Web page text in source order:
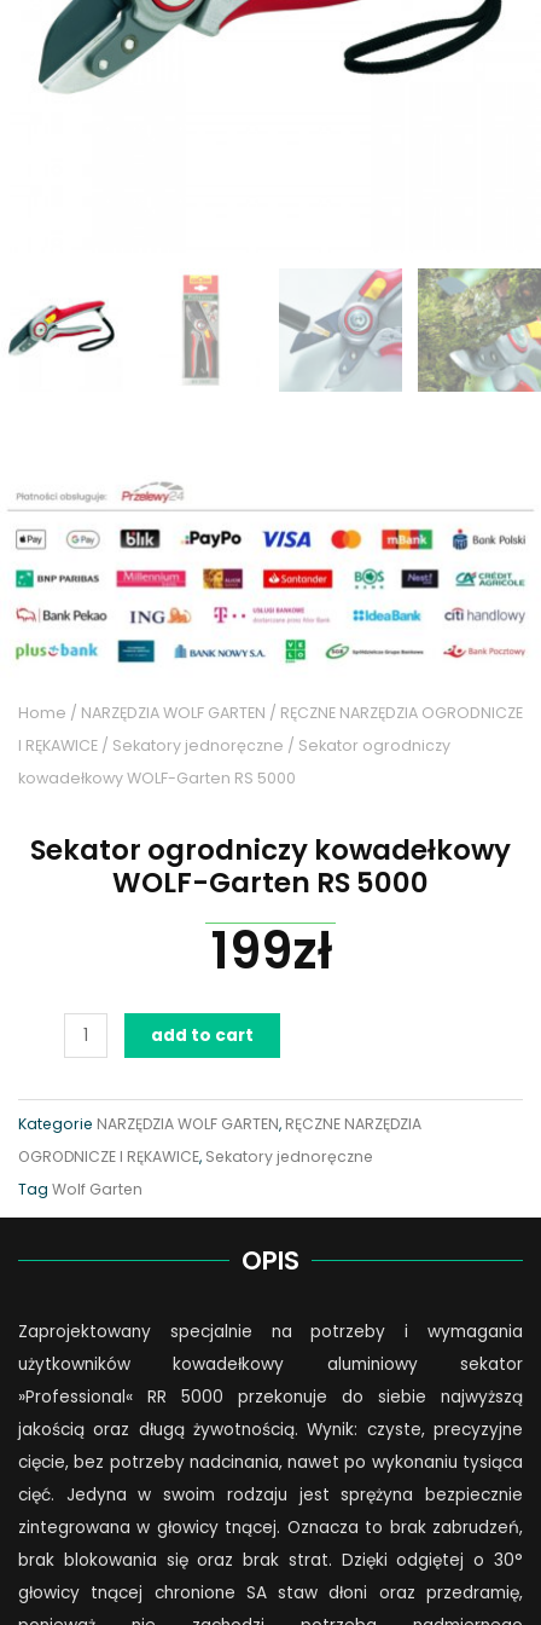
Home / NARZĘDZIA WOLF GARTEN / RĘCZNE NARZĘDZIA OGRODNICZE
I RĘKAWICE / Sekatory jednoręczne / Sekator ogrodniczy
kowadełkowy WOLF-Garten RS 5000
Sekator ogrodniczy kowadełkowy
WOLF-Garten RS 5000
199zł
Sekator
ogrodniczy
WOLF-
Garten
5000
add to cart
Kategorie NARZĘDZIA WOLF GARTEN, RĘCZNE NARZĘDZIA
OGRODNICZE I RĘKAWICE, Sekatory jednoręczne
Tag Wolf Garten
OPIS
Zaprojektowany specjalnie na potrzeby i wymagania
użytkowników kowadełkowy aluminiowy sekator
»Professional« RR 5000 przekonuje do siebie najwyższą
jakością oraz długą żywotnością. Wynik: czyste, precyzyjne
cięcie, bez potrzeby nadcinania, nawet po wykonaniu tysiąca
cięć. Jedyna w swoim rodzaju jest sprężyna bezpiecznie
zintegrowana w głowicy tnącej. Oznacza to brak zabrudzeń,
brak blokowania się oraz brak strat. Dzięki odgiętej o 30°
głowicy tnącej chronione SA staw dłoni oraz przedramię,